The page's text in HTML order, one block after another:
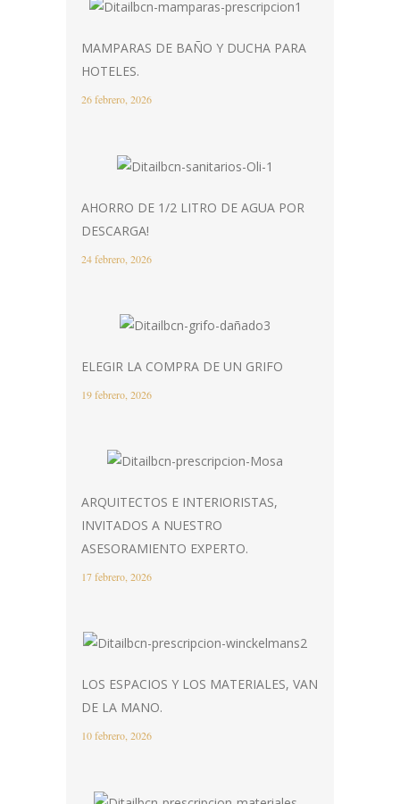
MAMPARAS DE BAÑO Y DUCHA PARA
HOTELES.
26 febrero, 2026
AHORRO DE 1/2 LITRO DE AGUA POR
DESCARGA!
24 febrero, 2026
ELEGIR LA COMPRA DE UN GRIFO
19 febrero, 2026
ARQUITECTOS E INTERIORISTAS,
INVITADOS A NUESTRO
ASESORAMIENTO EXPERTO.
17 febrero, 2026
LOS ESPACIOS Y LOS MATERIALES, VAN
DE LA MANO.
10 febrero, 2026